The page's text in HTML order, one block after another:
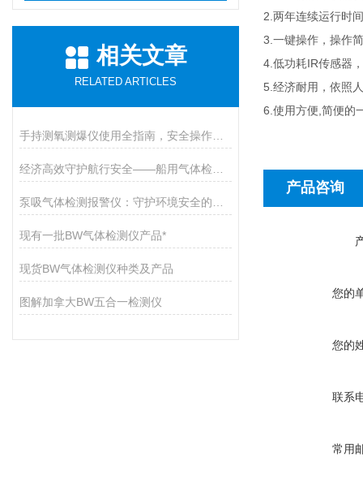
相关文章
RELATED ARTICLES
现有一批BW气体检测仪产品*
现货BW气体检测仪种类及产品
图解加拿大BW五合一检测仪
2. 两年连续运行时
3. 一键操作，操作
4. 低功耗IR传感器
5. 经济耐用，依照
6. 使用方便 简便的
产品咨询
您的
您的
联系
常用